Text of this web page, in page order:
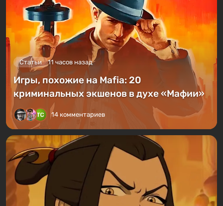
Статьи 11 часов назад
Игры, похожие на Mafia: 20
криминальных экшенов в духе «Мафии»
14 комментариев